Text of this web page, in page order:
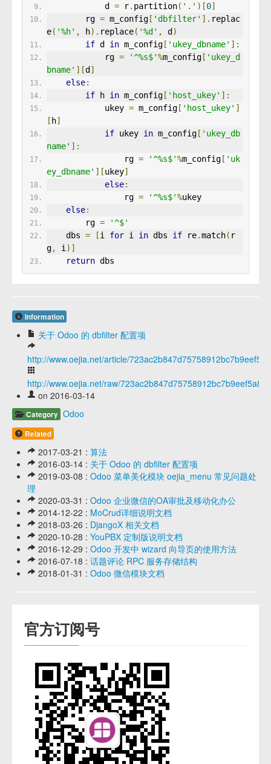
            d
= r. partition( '.' )[0]
        rg
= m_config[ 'dbfilter' ]. replac
e( '%h' , h). replace( '%d' , d )
if d in m_config[ 'ukey_dbname' ]:
            rg
= '^%s$'%m_config[ 'ukey_d
bname' ][d ]
else:
if h in m_config[ 'host_ukey' ]:
            ukey
= m_config[ 'host_ukey' ]
[ h]
if ukey in m_config[ 'ukey_db
name' ]:
                rg
= '^%s$'%m_config[ 'uk
ey_dbname' ][ukey]
else:
                rg
= '^%s$'%ukey
else:
        rg
=
'^$'
    dbs
= [i for i in dbs if re.match( r
g, i )]
return dbs
Information
关于 Odoo 的 dbfilter 配置项
http://www.oejia.net/article/
http://www.oejia.net/raw/723ac2b847d75758912bc7b9eef5a804
on 2016-03-14
Category Odoo
Related
2017-03-21 : 算法
2016-03-14 : 关于 Odoo 的 dbfilter 配置项
2019-03-08 : Odoo 菜单美化模块 oejia_menu 常见问题处
理
2020-03-31 : Odoo 企业微信的OA审批及移动化办公
2014-12-22 : MoCrud详细说明文档
2018-03-26 : DjangoX 相关文档
2020-10-28 : YouPBX 定制版说明文档
2016-12-29 : Odoo 开发中 wizard 向导页的使用方法
2016-07-18 : 话题评论 RPC 服务存储结构
2018-01-31 : Odoo 微信模块文档
官方订阅号